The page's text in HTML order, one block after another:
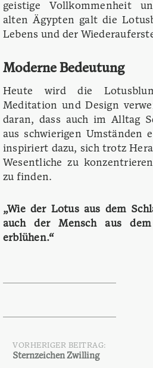
geistige Vollkommenheit
alten Ägypten galt die
Lebens und der
Moderne Bedeutung
Heute wird die
Meditation und Design
daran, dass auch im Alltag
aus schwierigen Umständen
inspiriert dazu, sich trotz
Wesentliche zu
zu finden.
„Wie der Lotus aus dem
auch der Mensch aus
erblühen.“
Beitragsnavigation
VORHERIGER BEITRAG:
Sternzeichen Zwilling